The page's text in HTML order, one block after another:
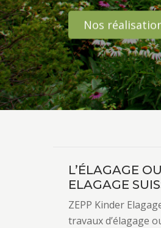
Nos
L’ÉLAGAGE
ELAGAGE
ZEPP Kinder
travaux d’élagage